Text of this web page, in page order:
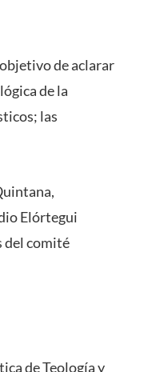
de aclarar
de la
las
Elórtegui
del comité
de Teología y